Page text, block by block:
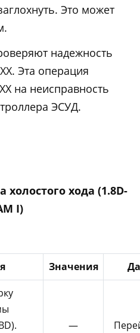
Это может
надежность
Эта операция
на неисправность
ЭСУД.
холостого хода (1.8D-
I)
Значения Да
—